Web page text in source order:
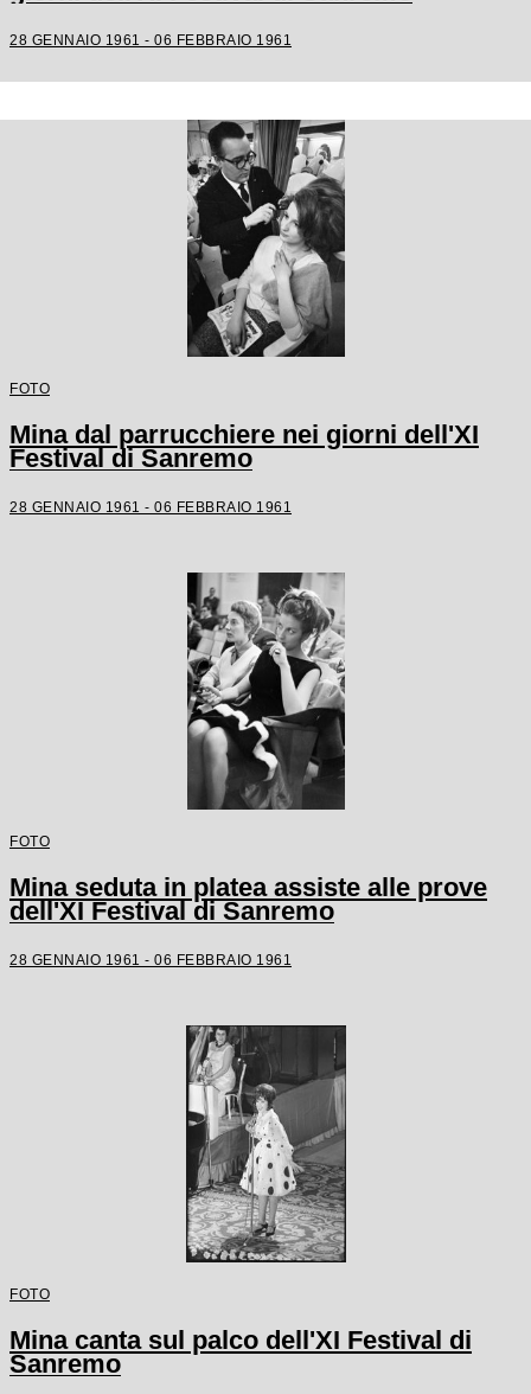
28 GENNAIO 1961 - 06 FEBBRAIO 1961
FOTO
Mina dal parrucchiere nei giorni dell'XI
Festival di Sanremo
28 GENNAIO 1961 - 06 FEBBRAIO 1961
FOTO
Mina seduta in platea assiste alle prove
dell'XI Festival di Sanremo
28 GENNAIO 1961 - 06 FEBBRAIO 1961
FOTO
Mina canta sul palco dell'XI Festival di
Sanremo